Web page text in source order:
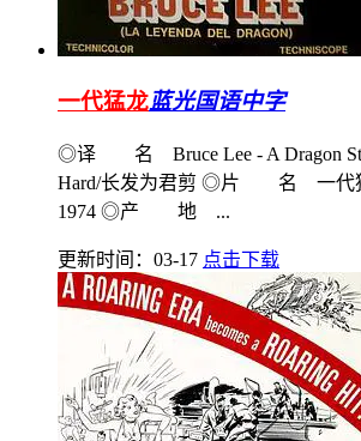
一代猛龙蓝光国语中字
◎译 名 Bruce Lee - A Dragon
Hard/长发为君剪 ◎片 名 一
1974 ◎产 地 ...
更新时间：03-17 点击下载